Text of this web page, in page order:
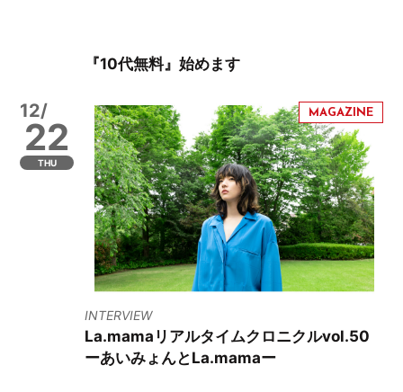
『10代無料』始めます
12/
22
THU
INTERVIEW
La.mamaリアルタイムクロニクルvol.50
ーあいみょんとLa.mamaー